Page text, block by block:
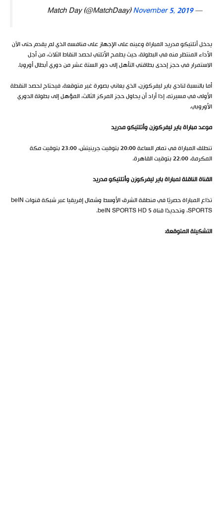
— Match Day (@MatchDaay)
November 5, 2019
يدخل أتلتيكو مدريد المباراة وعينه على الإجهاز على منافسه الذي لم يقدم حتى الآن
الأداء المنتظر منه في البطولة، حيث يطمح الأتلتي لحصد النقاط الثلاث، من أجل
الاستمرار في حجز إحدى بطاقتي التأهل إلى دور الستة عشر من دوري أبطال أوروبا.
أما بالنسبة لنادي باير ليفركوزن، الذي يعاني بصورة غير متوقعة، فيحتاج لحصد النقطة
الأولى في مسيرته، إذا أراد أن يحاول حجز المركز الثالث، المؤهل إلى بطولة الدوري
الأوروبي.
موعد مباراة باير ليفركوزن وأتلتيكو مدريد
تنطلق المباراة في تمام الساعة 20:00 بتوقيت جرينيتش، 23:00 بتوقيت مكة
المكرمة، 22:00 بتوقيت القاهرة.
القناة الناقلة لمباراة باير ليفركوزن وأتلتيكو مدريد
تذاع المباراة حصريًا في منطقة الشرق الأوسط وشمال إفريقيا عبر شبكة قنوات beIN
SPORTS، وتحديدًا قناة beIN SPORTS HD 5.
التشكيلة المتوقعة: